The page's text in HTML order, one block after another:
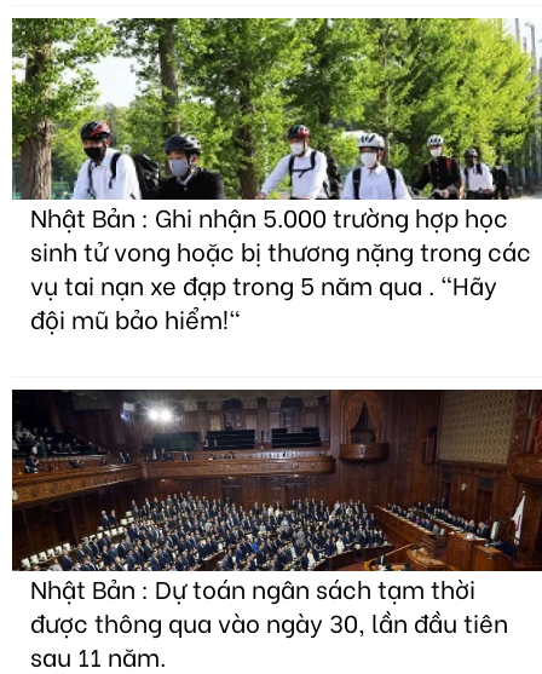
Nhật Bản : Ghi nhận 5.000 trường hợp học
sinh tử vong hoặc bị thương nặng trong các
vụ tai nạn xe đạp trong 5 năm qua . "Hãy
đội mũ bảo hiểm!"
Nhật Bản : Dự toán ngân sách tạm thời
được thông qua vào ngày 30, lần đầu tiên
sau 11 năm.